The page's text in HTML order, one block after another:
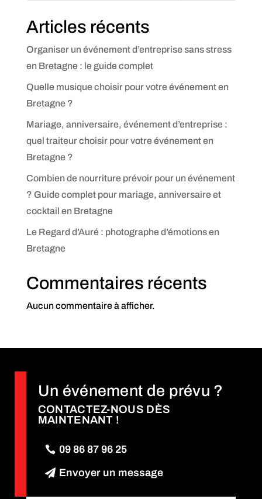
Articles récents
Organiser un événement d’entreprise sans stress
en Bretagne : le guide complet
Quelle musique choisir pour votre événement en
Bretagne ?
Mariage, anniversaire, événement d’entreprise :
quel traiteur choisir pour votre événement en
Bretagne ?
Combien de nourriture prévoir pour un événement
? Guide complet pour mariage, anniversaire et
cocktail en Bretagne
Le Regard d’Auré : photographe d’émotions en
Bretagne
Commentaires récents
Aucun commentaire à afficher.
Un événement de prévu ?
CONTACTEZ-NOUS DÈS
MAINTENANT !
09 86 87 96 25
Envoyer un message